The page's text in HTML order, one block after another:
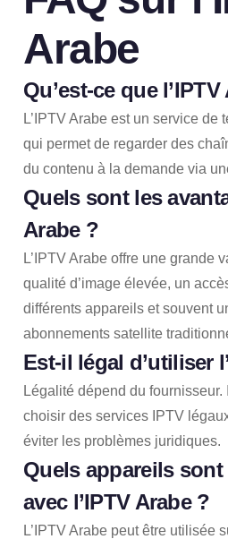
Arabe
Qu’est-ce que
L’IPTV Arabe est un service de
qui permet de regarder des
du contenu à la demande via
Quels sont les
Arabe ?
L’IPTV Arabe offre une grande
qualité d’image élevée, un
différents appareils et souvent
abonnements satellite
Est-il légal d’utiliser
Légalité dépend du fournisseur.
choisir des services IPTV
éviter les problèmes juridiques.
Quels appareils
avec l’IPTV Arabe ?
L’IPTV Arabe peut être utilisée